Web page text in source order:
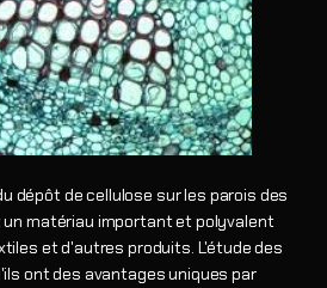
dépôt de cellulose sur les parois des
matériau important et polyvalent
et d'autres produits. L'étude des
ont des avantages uniques par